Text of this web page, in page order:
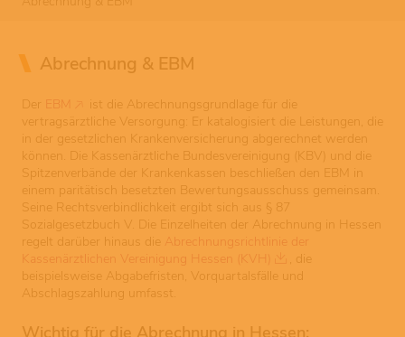
Abrechnung & EBM
Der EBM
ist die Abrechnungsgrundlage für die
vertragsärztliche Versorgung: Er katalogisiert die Leistungen, die
in der gesetzlichen Krankenversicherung abgerechnet werden
können. Die Kassenärztliche Bundesvereinigung (KBV) und die
Spitzenverbände der Krankenkassen beschließen den EBM in
einem paritätisch besetzten Bewertungsausschuss gemeinsam.
Seine Rechtsverbindlichkeit ergibt sich aus § 87
Sozialgesetzbuch V. Die Einzelheiten der Abrechnung in Hessen
regelt darüber hinaus die Abrechnungsrichtlinie der
Kassenärztlichen Vereinigung Hessen (KVH)
, die
beispielsweise Abgabefristen, Vorquartalsfälle und
Abschlagszahlung umfasst.
Wichtig für die Abrechnung in Hessen: